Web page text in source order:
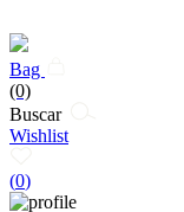
Bag
(0)
Buscar
Wishlist
(0)